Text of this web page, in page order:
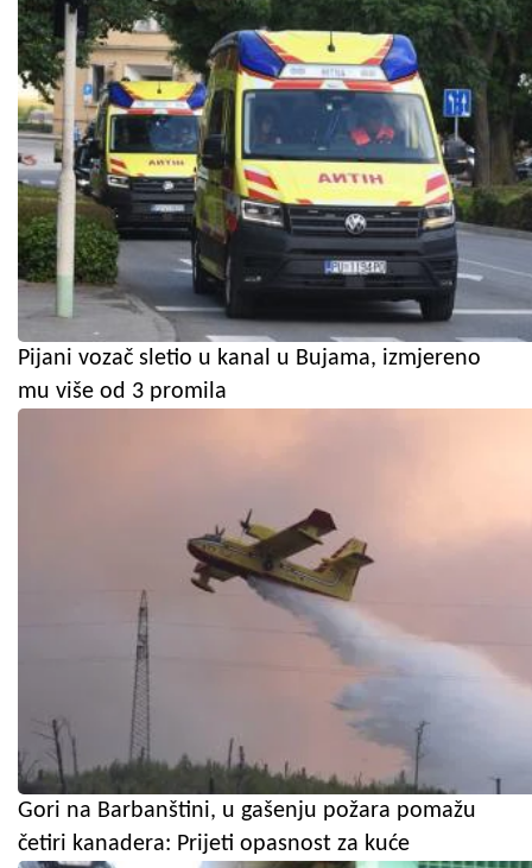
Pijani vozač sletio u kanal u Bujama, izmjereno
mu više od 3 promila
Gori na Barbanštini, u gašenju požara pomažu
četiri kanadera: Prijeti opasnost za kuće